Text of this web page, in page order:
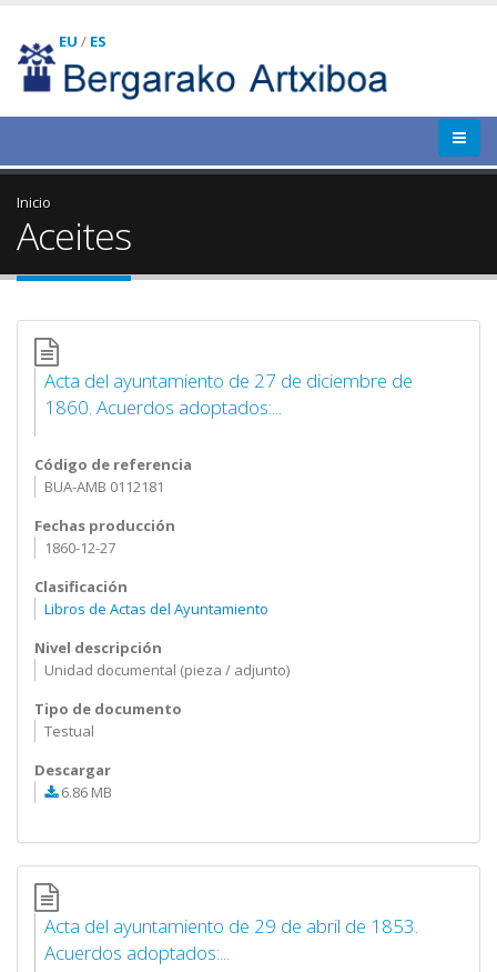
EU / ES
Inicio
Aceites
Acta del ayuntamiento de 27 de diciembre de
1860. Acuerdos adoptados:...
Código de referencia
BUA-AMB 0112181
Fechas producción
1860-12-27
Clasificación
Libros de Actas del Ayuntamiento
Nivel descripción
Unidad documental (pieza / adjunto)
Tipo de documento
Testual
Descargar
6.86 MB
Acta del ayuntamiento de 29 de abril de 1853.
Acuerdos adoptados:...